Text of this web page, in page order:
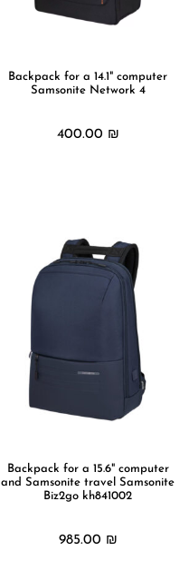
Backpack for a 14.1" computer
Samsonite Network 4
400.00 ₪
Backpack for a 15.6" computer
and Samsonite travel Samsonite
Biz2go kh841002
985.00 ₪